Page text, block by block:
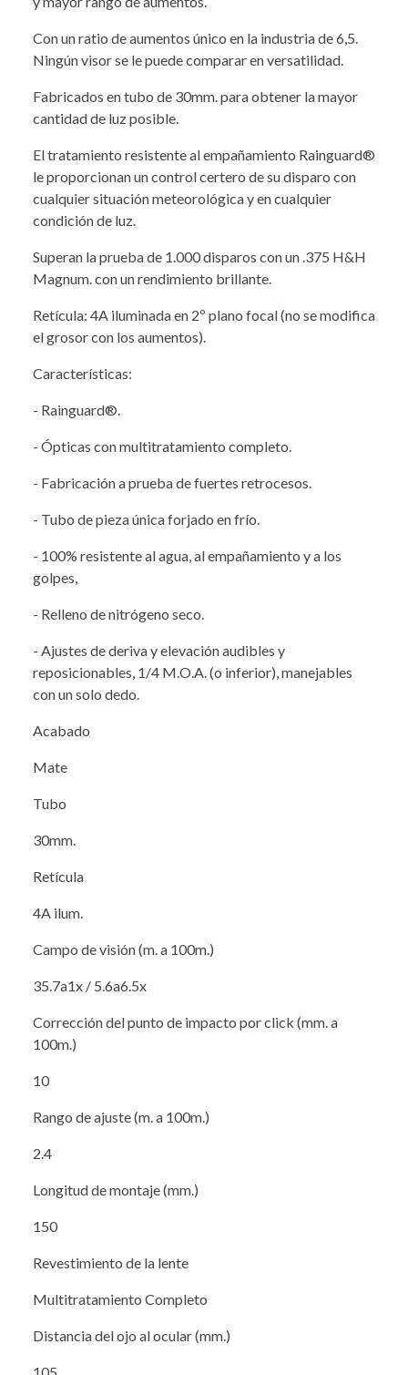
Con un ratio de aumentos único en la industria de 6,5.
Ningún visor se le puede comparar en versatilidad.
Fabricados en tubo de 30mm. para obtener la mayor
cantidad de luz posible.
El tratamiento resistente al empañamiento Rainguard®
le proporcionan un control certero de su disparo con
cualquier situación meteorológica y en cualquier
condición de luz.
Superan la prueba de 1.000 disparos con un .375 H&H
Magnum. con un rendimiento brillante.
Retícula: 4A iluminada en 2º plano focal (no se modifica
el grosor con los aumentos).
Características:
- Rainguard®.
- Ópticas con multitratamiento completo.
- Fabricación a prueba de fuertes retrocesos.
- Tubo de pieza única forjado en frío.
- 100% resistente al agua, al empañamiento y a los
golpes,
- Relleno de nitrógeno seco.
- Ajustes de deriva y elevación audibles y
reposicionables, 1/4 M.O.A. (o inferior), manejables
con un solo dedo.
Acabado
Mate
Tubo
30mm.
Retícula
4A ilum.
Campo de visión (m. a 100m.)
35.7a1x / 5.6a6.5x
Corrección del punto de impacto por click (mm. a
100m.)
10
Rango de ajuste (m. a 100m.)
2.4
Longitud de montaje (mm.)
150
Revestimiento de la lente
Multitratamiento Completo
Distancia del ojo al ocular (mm.)